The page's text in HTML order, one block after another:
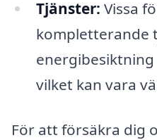
Tjänster: Vissa
kompletterande
vilket kan vara
För att försäkra dig